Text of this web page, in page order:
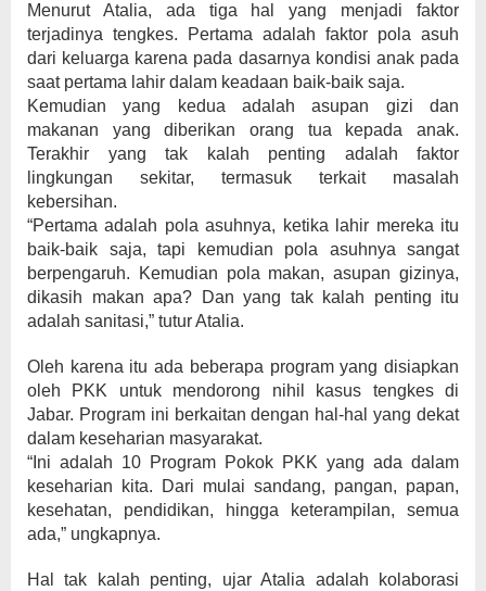
Menurut Atalia, ada tiga hal yang menjadi faktor
terjadinya tengkes. Pertama adalah faktor pola asuh
dari keluarga karena pada dasarnya kondisi anak pada
saat pertama lahir dalam keadaan baik-baik saja.
Kemudian yang kedua adalah asupan gizi dan
makanan yang diberikan orang tua kepada anak.
Terakhir yang tak kalah penting adalah faktor
lingkungan sekitar, termasuk terkait masalah
kebersihan.
“Pertama adalah pola asuhnya, ketika lahir mereka itu
baik-baik saja, tapi kemudian pola asuhnya sangat
berpengaruh. Kemudian pola makan, asupan gizinya,
dikasih makan apa? Dan yang tak kalah penting itu
adalah sanitasi,” tutur Atalia.
Oleh karena itu ada beberapa program yang disiapkan
oleh PKK untuk mendorong nihil kasus tengkes di
Jabar. Program ini berkaitan dengan hal-hal yang dekat
dalam keseharian masyarakat.
“Ini adalah 10 Program Pokok PKK yang ada dalam
keseharian kita. Dari mulai sandang, pangan, papan,
kesehatan, pendidikan, hingga keterampilan, semua
ada,” ungkapnya.
Hal tak kalah penting, ujar Atalia adalah kolaborasi